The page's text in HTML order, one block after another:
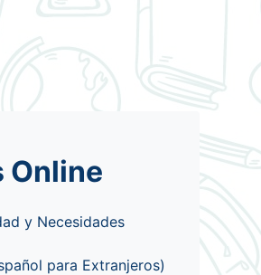
Online
y Necesidades
para Extranjeros)